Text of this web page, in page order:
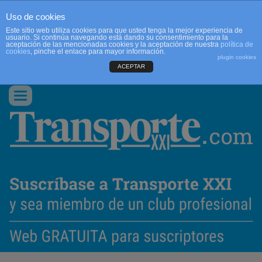
CONTACTO
Conmutar
navegación
Uso de cookies
Este sitio web utiliza cookies para que usted tenga la mejor experiencia de
usuario. Si continúa navegando está dando su consentimiento para la
aceptación de las mencionadas cookies y la aceptación de nuestra política de
cookies, pinche el enlace para mayor información.
plugin cookies
ACEPTAR